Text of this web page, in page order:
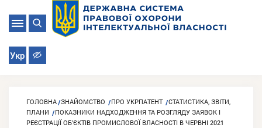
Укр
ГОЛОВНА ЗНАЙОМСТВО ПРО УКРПАТЕНТ СТАТИСТИКА, ЗВІТИ,
ПЛАНИ
ПОКАЗНИКИ НАДХОДЖЕННЯ ТА РОЗГЛЯДУ ЗАЯВОК І
РЕЄСТРАЦІЇ ОБ’ЄКТІВ ПРОМИСЛОВОЇ ВЛАСНОСТІ В ЧЕРВНІ 2021